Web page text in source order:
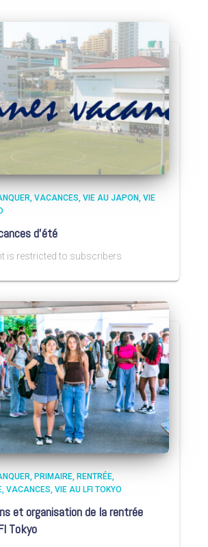
VACANCES VIE AU JAPON VIE
d’été
is restricted to subscribers
PRIMAIRE RENTRÉE
VACANCES VIE AU LFI TOKYO
et organisation de la rentrée
Tokyo